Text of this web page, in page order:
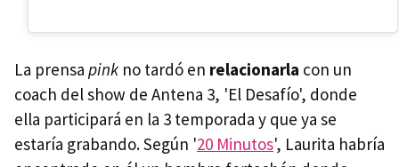
La prensa pink no tardó en relacionarla con un
coach del show de Antena 3, 'El Desafío', donde
ella participará en la 3 temporada y que ya se
estaría grabando. Según '20 Minutos', Laurita habría